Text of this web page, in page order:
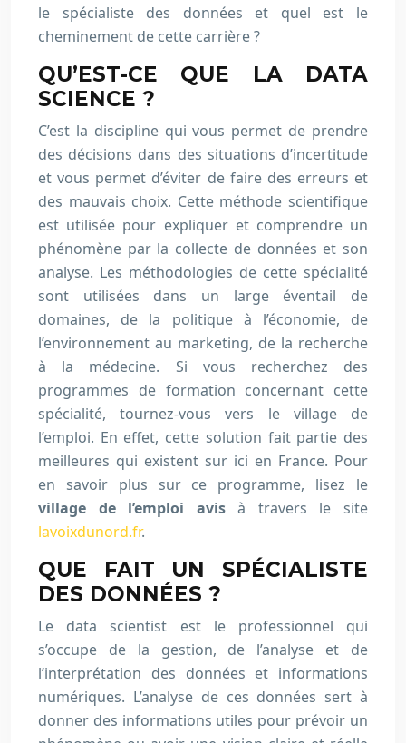
le spécialiste des données et quel est le
cheminement de cette carrière ?
QU’EST-CE QUE LA DATA
SCIENCE ?
C’est la discipline qui vous permet de prendre
des décisions dans des situations d’incertitude
et vous permet d’éviter de faire des erreurs et
des mauvais choix. Cette méthode scientifique
est utilisée pour expliquer et comprendre un
phénomène par la collecte de données et son
analyse. Les méthodologies de cette spécialité
sont utilisées dans un large éventail de
domaines, de la politique à l’économie, de
l’environnement au marketing, de la recherche
à la médecine. Si vous recherchez des
programmes de formation concernant cette
spécialité, tournez-vous vers le village de
l’emploi. En effet, cette solution fait partie des
meilleures qui existent sur ici en France. Pour
en savoir plus sur ce programme, lisez le
village de l’emploi avisà travers le site
lavoixdunord.fr.
QUE FAIT UN SPÉCIALISTE
DES DONNÉES ?
Le data scientist est le professionnel qui
s’occupe de la gestion, de l’analyse et de
l’interprétation des données et informations
numériques. L’analyse de ces données sert à
donner des informations utiles pour prévoir un